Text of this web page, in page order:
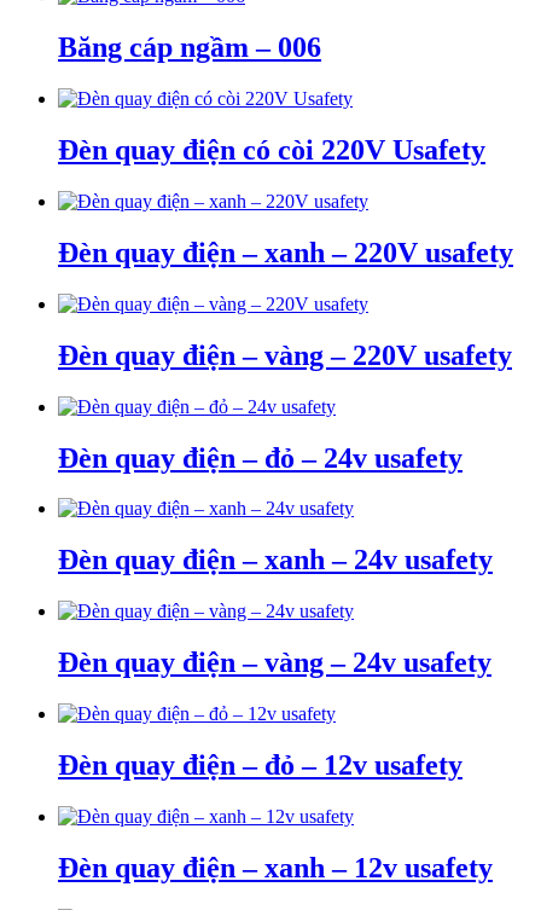
Băng cáp ngầm – 006
Đèn quay điện có còi 220V Usafety
Đèn quay điện – xanh – 220V usafety
Đèn quay điện – vàng – 220V usafety
Đèn quay điện – đỏ – 24v usafety
Đèn quay điện – xanh – 24v usafety
Đèn quay điện – vàng – 24v usafety
Đèn quay điện – đỏ – 12v usafety
Đèn quay điện – xanh – 12v usafety